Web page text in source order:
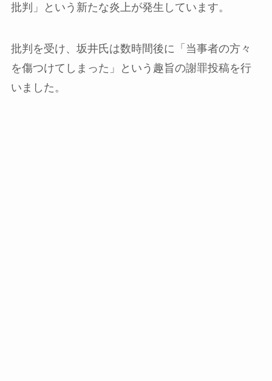
批判」という新たな炎上が発生しています。
批判を受け、坂井氏は数時間後に「当事者の方々
を傷つけてしまった」という趣旨の謝罪投稿を行
いました。